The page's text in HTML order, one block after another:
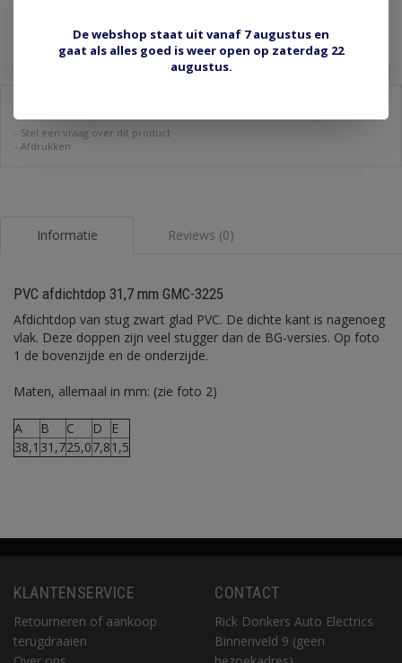
- Stel een vraag over dit product
- Afdrukken
Informatie Reviews (0)
PVC afdichtdop 31,7 mm GMC-3225
Afdichtdop van stug zwart glad PVC. De dichte kant is nagenoeg
vlak. Deze doppen zijn veel stugger dan de BG-versies. Op foto
1 de bovenzijde en de onderzijde.
Maten, allemaal in mm: (zie foto 2)
A B C D
E
38,1 31,725,07,81,5
KLANTENSERVICE
Retourneren of aankoop
terugdraaien
CONTACT
Rick Donkers Auto Electrics
Binnenveld 9 (geen
De webshop staat uit vanaf 7 augustus en
gaat als alles goed is weer open op zaterdag 22
augustus.